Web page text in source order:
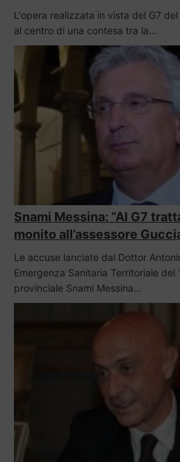
L'opera realizzata in vista del G7
al centro di una contesa tra la…
Snami Messina: “Al G7
monito all’assessore
Le accuse lanciate dal Dottor
Emergenza Sanitaria Territoriale del
provinciale Snami Messina…